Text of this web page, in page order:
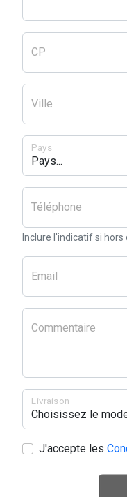
CP
Ville
Pays
Téléphone
Inclure l'indicatif si hors
Email
Commentaire
Livraison
J'accepte les